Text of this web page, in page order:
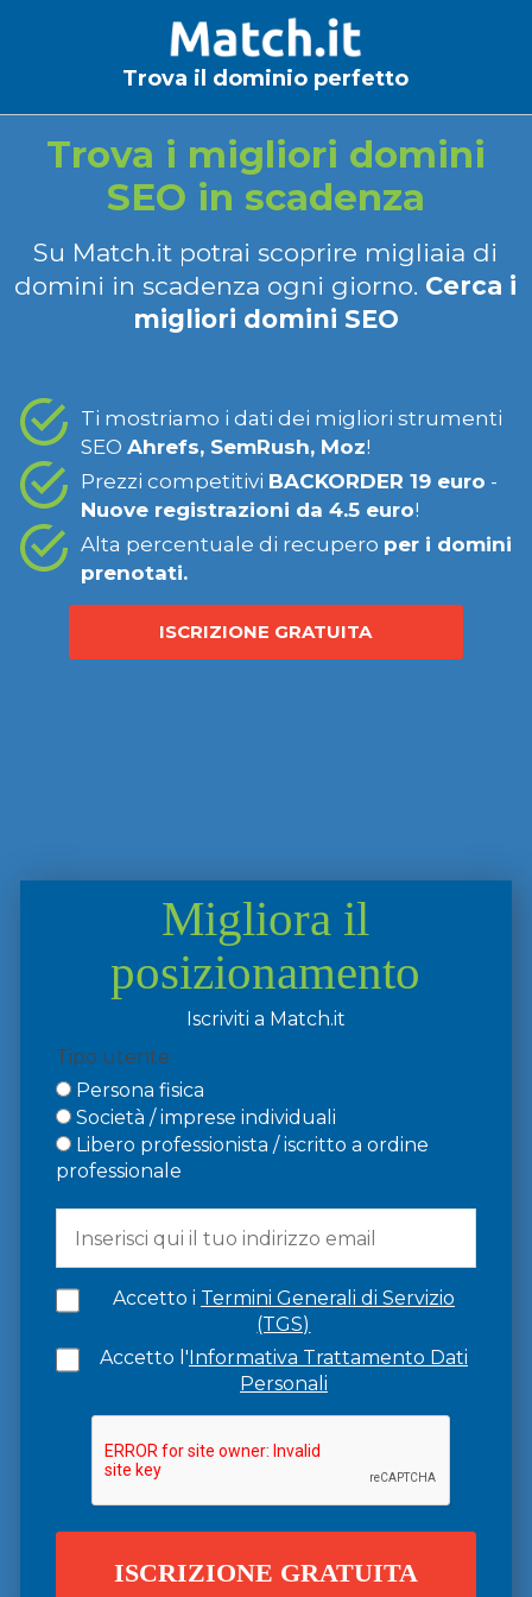
Trova il dominio perfetto
Trova i migliori domini
SEO in scadenza
Su Match.it potrai scoprire migliaia di
domini in scadenza ogni giorno. Cerca i
migliori domini SEO
Ti mostriamo i dati dei migliori strumenti
SEO Ahrefs, SemRush, Moz!
Prezzi competitivi BACKORDER 19 euro -
Nuove registrazioni da 4.5 euro!
Alta percentuale di recupero per i domini
prenotati.
ISCRIZIONE GRATUITA
Migliora il
posizionamento
Iscriviti a Match.it
Tipo utente
Persona fisica
Società / imprese individuali
Libero professionista / iscritto a ordine
professionale
Accetto i Termini Generali di Servizio
(TGS)
Accetto l'Informativa Trattamento Dati
Personali